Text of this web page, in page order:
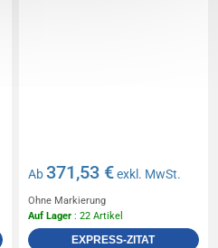
Ab371,53 €exkl. MwSt.
Ohne Markierung
Auf Lager : 22 Artikel
EXPRESS-ZITAT